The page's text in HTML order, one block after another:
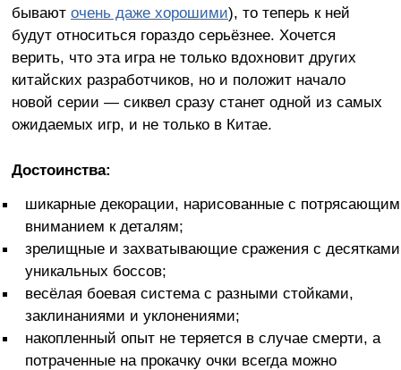
бывают очень даже хорошими), то теперь к ней
будут относиться гораздо серьёзнее. Хочется
верить, что эта игра не только вдохновит других
китайских разработчиков, но и положит начало
новой серии — сиквел сразу станет одной из самых
ожидаемых игр, и не только в Китае.
Достоинства:
шикарные декорации, нарисованные с потрясающим
вниманием к деталям;
зрелищные и захватывающие сражения с десятками
уникальных боссов;
весёлая боевая система с разными стойками,
заклинаниями и уклонениями;
накопленный опыт не теряется в случае смерти, а
потраченные на прокачку очки всегда можно